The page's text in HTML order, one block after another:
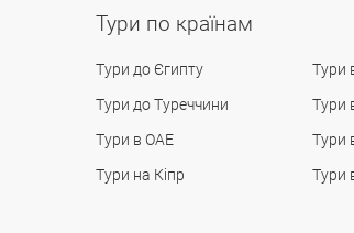
Тури по країнам
Тури до Єгипту
Тури до Туреччини
Тури в ОАЕ
Тури на Кіпр
Тури
Тури
Тури
Тури